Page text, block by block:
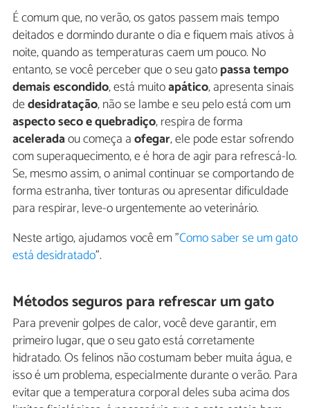
É comum que, no verão, os gatos passem mais tempo
deitados e dormindo durante o dia e fiquem mais ativos à
noite, quando as temperaturas caem um pouco. No
entanto, se você perceber que o seu gatopassa tempo
demais escondido, está muitoapático, apresenta sinais
dedesidratação, não se lambe e seu pelo está com um
aspecto seco e quebradiço, respira de forma
aceleradaou começa aofegar, ele pode estar sofrendo
com superaquecimento, e é hora de agir para refrescá-lo.
Se, mesmo assim, o animal continuar se comportando de
forma estranha, tiver tonturas ou apresentar dificuldade
para respirar, leve-o urgentemente ao veterinário.
Neste artigo, ajudamos você em "Como saber se um gato
está desidratado".
Métodos seguros para refrescar um gato
Para prevenir golpes de calor, você deve garantir, em
primeiro lugar, que o seu gato está corretamente
hidratado. Os felinos não costumam beber muita água, e
isso é um problema, especialmente durante o verão. Para
evitar que a temperatura corporal deles suba acima dos